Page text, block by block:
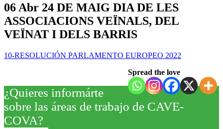
06 Abr 24 DE MAIG DIA DE LES
ASSOCIACIONS VEÏNALS, DEL
VEÏNAT I DELS BARRIS
10-RESOLUCIÓN PARLAMENTO EUROPEO 2022
Spread the love
¿Quieres informárte
sobre las áreas de trabajo de CAVE-
COVA?